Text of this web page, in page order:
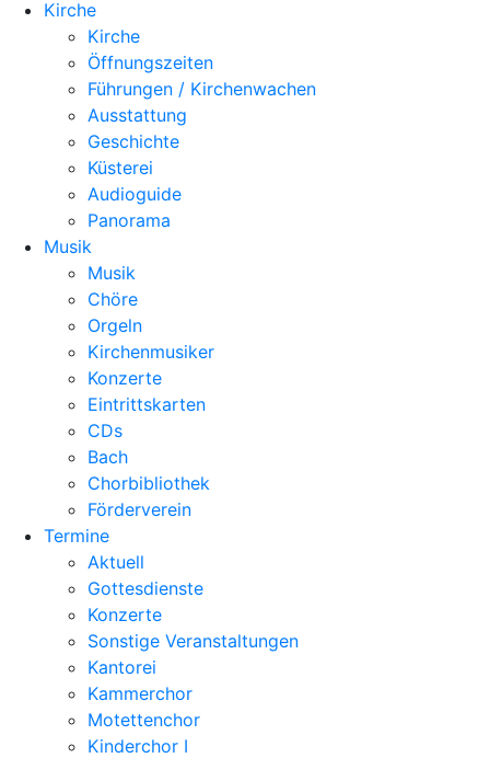
Kirche
Kirche
Öffnungszeiten
Führungen / Kirchenwachen
Ausstattung
Geschichte
Küsterei
Audioguide
Panorama
Musik
Musik
Chöre
Orgeln
Kirchenmusiker
Konzerte
Eintrittskarten
CDs
Bach
Chorbibliothek
Förderverein
Termine
Aktuell
Gottesdienste
Konzerte
Sonstige Veranstaltungen
Kantorei
Kammerchor
Motettenchor
Kinderchor I